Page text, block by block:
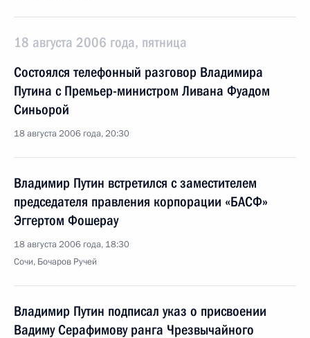
18 августа 2006 года, пятница
Состоялся телефонный разговор Владимира
Путина с Премьер-министром Ливана Фуадом
Синьорой
18 августа 2006 года, 20:30
Владимир Путин встретился с заместителем
председателя правления корпорации «БАСФ»
Эггертом Фошерау
18 августа 2006 года, 18:30
Сочи, Бочаров Ручей
Владимир Путин подписал указ о присвоении
Вадиму Серафимову ранга Чрезвычайного